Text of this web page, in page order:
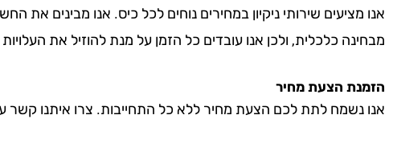
אנו מציעים שירותי ניקיון במחירים נוחים לכל כיס. אנו מבינים את
מבחינה כלכלית, ולכן אנו עובדים כל הזמן על מנת להוזיל את
הזמנת הצעת מחיר
אנו נשמח לתת לכם הצעת מחיר ללא כל התחייבות. צרו איתנו קשר עוד